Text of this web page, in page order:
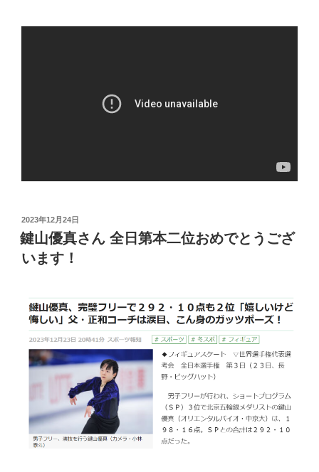
投
稿
日:
2023年12月24日
鍵山優真さん 全日第本二位おめでとうござ
います！